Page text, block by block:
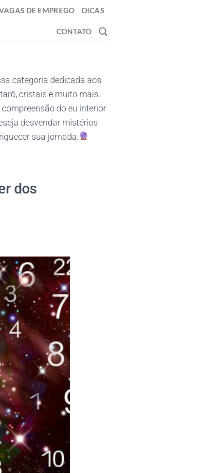
DE EMPREGO DICAS
CONTATO
categoria dedicada aos
cristais e muito mais.
do eu interior
desvendar mistérios
sua jornada.
dos